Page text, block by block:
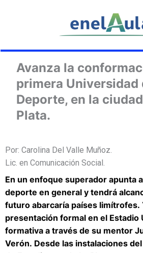
Avanza la
primera Universidad
Deporte, en la
Plata.
Por: Carolina Del Valle Muñoz.
Lic. en Comunicación Social.
En un enfoque superador apunta
deporte en general y tendrá
futuro abarcaría países limítrofes.
presentación formal en el Estadio
formativa a través de su mentor
Verón. Desde las instalaciones